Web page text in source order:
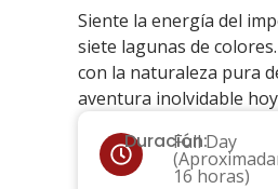
Siente la energía del
siete lagunas de
con la naturaleza pura
aventura inolvidable
Duración:
Full Day
16 horas)